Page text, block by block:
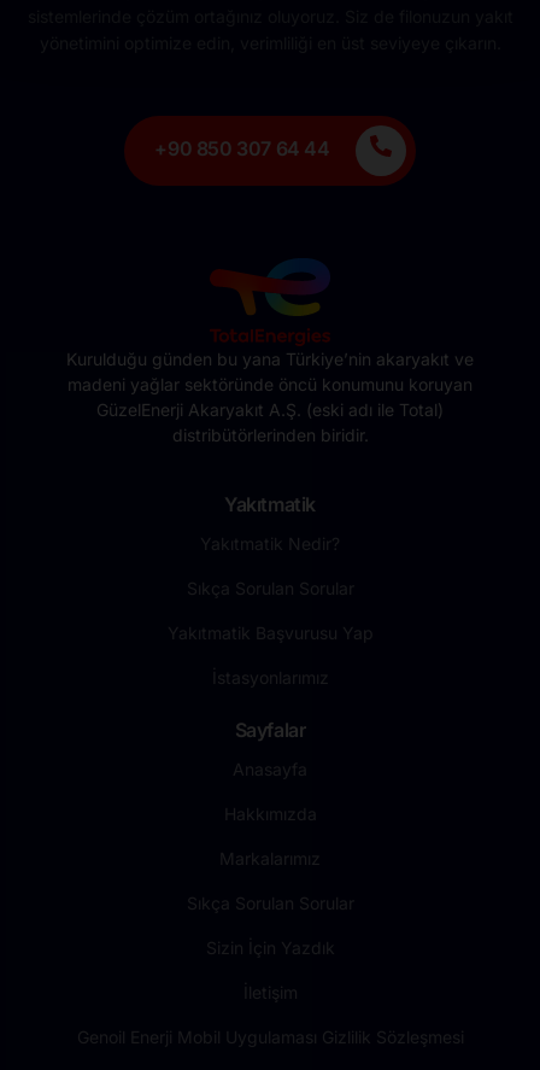
+90 850 307 64 44
Kurulduğu günden bu yana Türkiye’nin akaryakıt ve
madeni yağlar sektöründe öncü konumunu koruyan
GüzelEnerji Akaryakıt A.Ş. (eski adı ile Total)
distribütörlerinden biridir.
Yakıtmatik
Yakıtmatik Nedir?
Sıkça Sorulan Sorular
Yakıtmatik Başvurusu Yap
İstasyonlarımız
Sayfalar
Anasayfa
Hakkımızda
Markalarımız
Sıkça Sorulan Sorular
Sizin İçin Yazdık
İletişim
Genoil Enerji Mobil Uygulaması Gizlilik Sözleşmesi